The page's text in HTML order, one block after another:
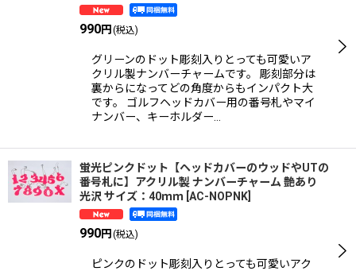
990円 (税込)
グリーンのドット彫刻入りとっても可愛いア
クリル製ナンバーチャームです。 彫刻部分は
裏からになってどの角度からもインパクト大
です。 ゴルフヘッドカバー用の番号札やマイ
ナンバー、キーホルダー…
蛍光ピンクドット【ヘッドカバーのウッドやUTの
番号札に】アクリル製 ナンバーチャーム 艶あり
光沢 サイズ：40ｍｍ AC-NOPNK
990円 (税込)
ピンクのドット彫刻入りとっても可愛いアク